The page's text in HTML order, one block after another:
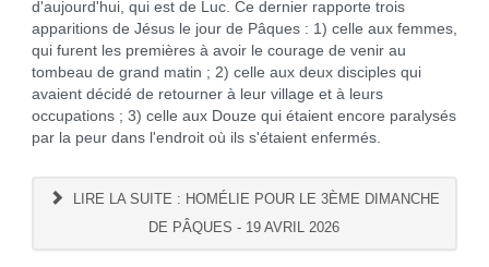
d'aujourd'hui, qui est de Luc. Ce dernier rapporte trois
apparitions de Jésus le jour de Pâques : 1) celle aux femmes,
qui furent les premières à avoir le courage de venir au
tombeau de grand matin ; 2) celle aux deux disciples qui
avaient décidé de retourner à leur village et à leurs
occupations ; 3) celle aux Douze qui étaient encore paralysés
par la peur dans l'endroit où ils s'étaient enfermés.
LIRE LA SUITE : HOMÉLIE POUR LE 3ÈME DIMANCHE
DE PÂQUES - 19 AVRIL 2026